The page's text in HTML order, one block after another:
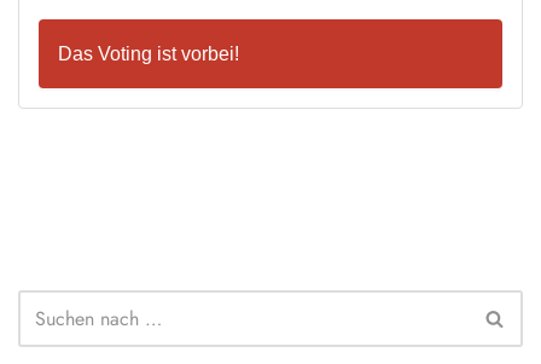
Das Voting ist vorbei!